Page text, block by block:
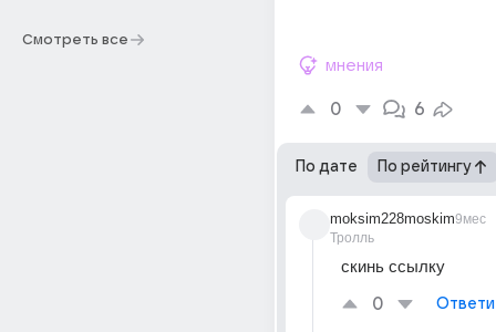
Смотреть все
мнения
0 6
По дате По рейтингу
moksim228moskim
Тролль
9мес
скинь ссылку
0